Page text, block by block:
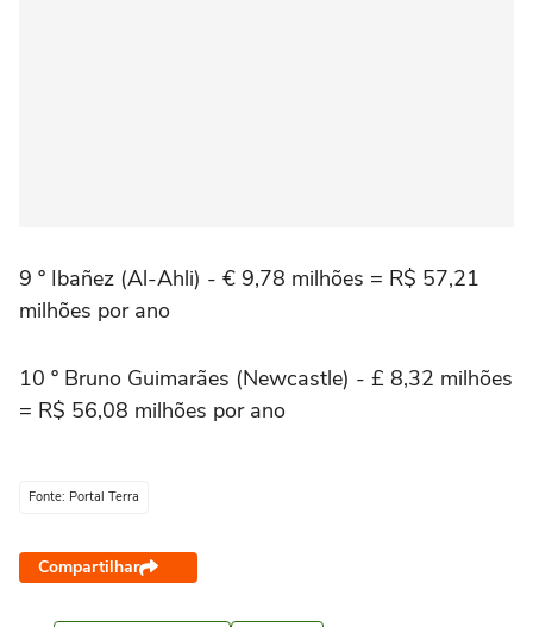
9 º Ibañez (Al-Ahli) - € 9,78 milhões = R$ 57,21
milhões por ano
10 º Bruno Guimarães (Newcastle) - £ 8,32 milhões
= R$ 56,08 milhões por ano
Fonte: Portal Terra
Compartilhar